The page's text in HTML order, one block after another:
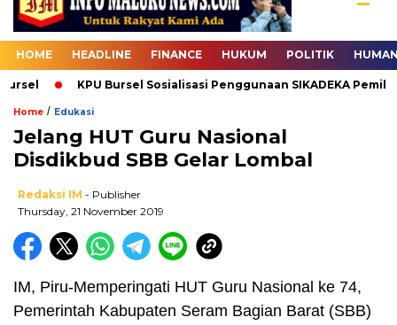
HOME HEADLINE FINANCE HUKUM POLITIK
KPU Bursel Sosialisasi Penggunaan SIKADEKA Pemilu
Home / Edukasi
Jelang HUT Guru Nasional
Disdikbud SBB Gelar Lombal
Redaksi IM - Publisher
Thursday, 21 November 2019
IM, Piru-Memperingati HUT Guru Nasional ke 74,
Pemerintah Kabupaten Seram Bagian Barat (SBB)